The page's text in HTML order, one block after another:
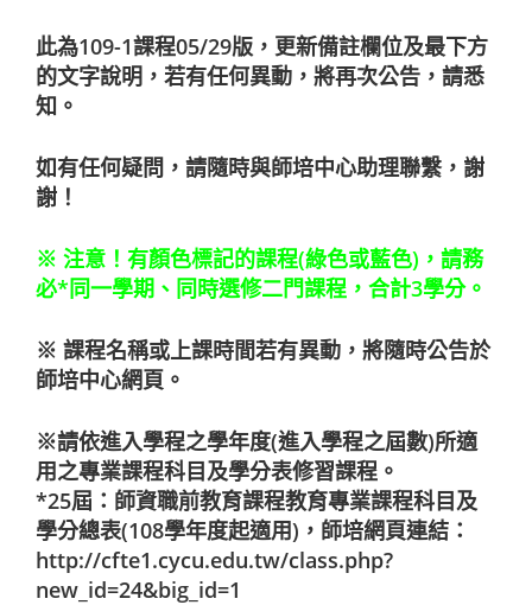
此為109-1課程05/29版，更新備註欄位及最下方
的文字說明，若有任何異動，將再次公告，請悉
知。
如有任何疑問，請隨時與師培中心助理聯繫，謝
謝！
※ 注意！有顏色標記的課程(綠色或藍色)，請務
必*同一學期、同時選修二門課程，合計3學分。
※ 課程名稱或上課時間若有異動，將隨時公告於
師培中心網頁。
※請依進入學程之學年度(進入學程之屆數)所適
用之專業課程科目及學分表修習課程。
*25屆：師資職前教育課程教育專業課程科目及
學分總表(108學年度起適用)，師培網頁連結：
http://cfte1.cycu.edu.tw/class.php?
new_id=24&big_id=1